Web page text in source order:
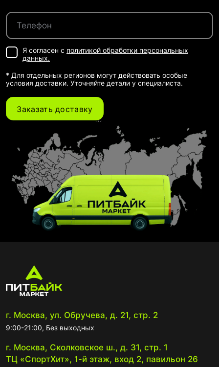
Я согласен с политикой обработки персональных
данных.
* Для отдельных регионов могут действовать особые
условия доставки. Уточняйте детали у специалиста.
Заказать доставку
г. Москва, ул. Обручева, д. 21, стр. 2
9:00-21:00, Без выходных
г. Москва, Сколковское ш., д. 31, стр. 1
ТЦ «СпортХит», 1-й этаж, вход 2, павильон 26